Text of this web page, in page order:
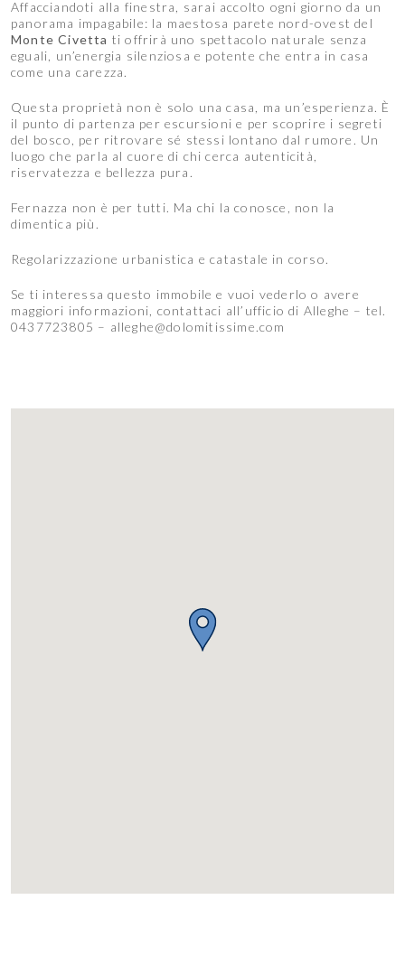
Affacciandoti alla finestra, sarai accolto ogni giorno da un
panorama impagabile: la maestosa parete nord-ovest del
Monte Civetta ti offrirà uno spettacolo naturale senza
eguali, un’energia silenziosa e potente che entra in casa
come una carezza.
Questa proprietà non è solo una casa, ma un’esperienza. È
il punto di partenza per escursioni e per scoprire i segreti
del bosco, per ritrovare sé stessi lontano dal rumore. Un
luogo che parla al cuore di chi cerca autenticità,
riservatezza e bellezza pura.
Fernazza non è per tutti. Ma chi la conosce, non la
dimentica più.
Regolarizzazione urbanistica e catastale in corso.
Se ti interessa questo immobile e vuoi vederlo o avere
maggiori informazioni, contattaci all’ufficio di Alleghe – tel.
0437723805 – alleghe@dolomitissime.com